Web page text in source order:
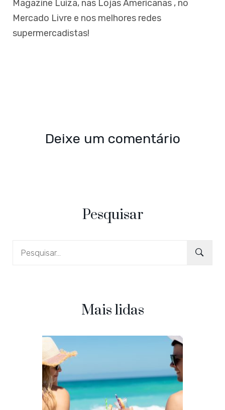
Magazine Luiza, nas Lojas Americanas , no
Mercado Livre e nos melhores redes
supermercadistas!
Deixe um comentário
Pesquisar
Mais lidas